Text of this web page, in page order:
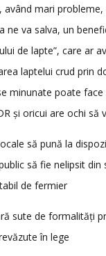
mari
va salva, un
de lapte”, care ar
laptelui crud prin
minunate poate
și oricui are ochi să
să pună la
să fie nelipsit
de fermier
sute de formalități
în lege